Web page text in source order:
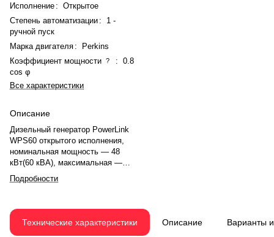
Исполнение : Открытое
Степень автоматизации :
1 -
ручной пуск
Марка двигателя :
Perkins
Коэффициент мощности ? : 0.8
cos φ
Все характеристики
Описание
Дизельный генератор PowerLink
WPS60 открытого исполнения,
номинальная мощность — 48
кВт(60 кВА), максимальная —
53.6 кВт (72 кВА). Двигатель
Perkins 1103A-33TG2, рядное, 3.0-
оборотов. Система охлаждения
— жидкостная. Частота
Подробности
Технические характеристики Описание Варианты